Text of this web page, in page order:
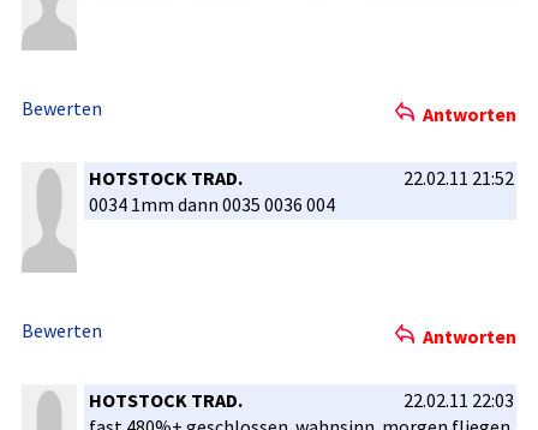
Bewerten Antworten
HOTSTOCK TRAD.
22.02.11 21:52
0034 1mm dann 0035 0036 004
Bewerten Antworten
HOTSTOCK TRAD.
22.02.11 22:03